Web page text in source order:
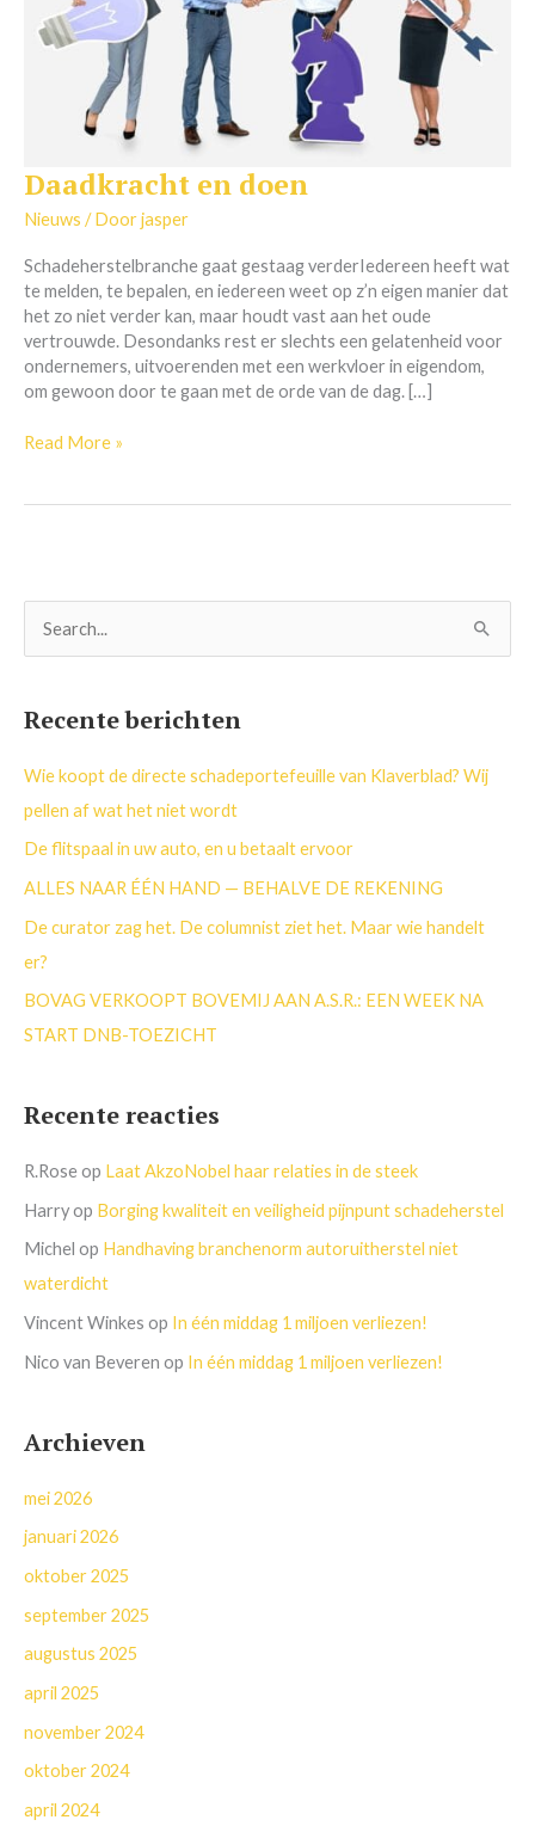
Daadkracht en doen
Nieuws / Doorjasper
Schadeherstelbranche gaat gestaag verderIedereen heeft wat
te melden, te bepalen, en iedereen weet op z’n eigen manier dat
het zo niet verder kan, maar houdt vast aan het oude
vertrouwde. Desondanks rest er slechts een gelatenheid voor
ondernemers, uitvoerenden met een werkvloer in eigendom,
om gewoon door te gaan met de orde van de dag. […]
Daadkracht
doen
Read More »
n
a
a
r
Recente berichten
Wie koopt de directe schadeportefeuille van Klaverblad? Wij
pellen af wat het niet wordt
De flitspaal in uw auto, en u betaalt ervoor
ALLES NAAR ÉÉN HAND — BEHALVE DE REKENING
De curator zag het. De columnist ziet het. Maar wie handelt
er?
BOVAG VERKOOPT BOVEMIJ AAN A.S.R.: EEN WEEK NA
START DNB-TOEZICHT
Recente reacties
R.Roseop Laat AkzoNobel haar relaties in de steek
Harryop Borging kwaliteit en veiligheid pijnpunt schadeherstel
Michel op Handhaving branchenorm autoruitherstel niet
waterdicht
Vincent Winkes op In één middag 1 miljoen verliezen!
Nico van Beveren op In één middag 1 miljoen verliezen!
Archieven
mei 2026
januari 2026
oktober 2025
september 2025
augustus 2025
april 2025
november 2024
oktober 2024
april 2024